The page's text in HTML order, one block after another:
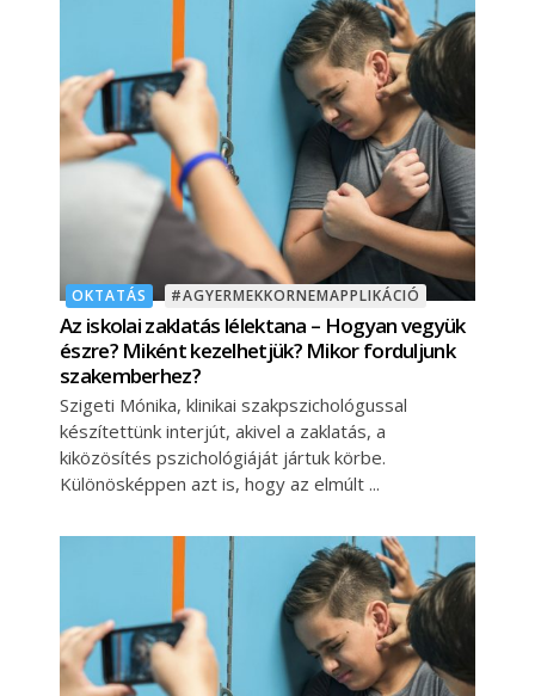
OKTATÁS #AGYERMEKKORNEMAPPLIKÁCIÓ
Az iskolai zaklatás lélektana – Hogyan vegyük
észre? Miként kezelhetjük? Mikor forduljunk
szakemberhez?
Szigeti Mónika, klinikai szakpszichológussal
készítettünk interjút, akivel a zaklatás, a
kiközösítés pszichológiáját jártuk körbe.
Különösképpen azt is, hogy az elmúlt